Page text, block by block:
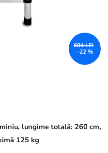
lungime totală: 260 cm,
125 kg
604 LEI
–22 %